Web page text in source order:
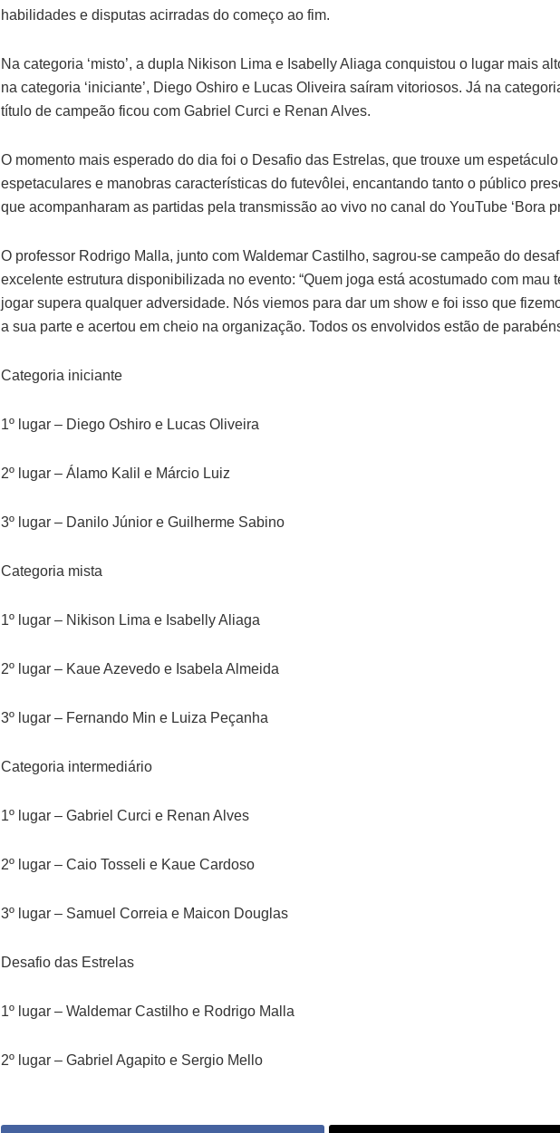
habilidades e disputas acirradas do começo ao fim.
Na categoria ‘misto’, a dupla Nikison Lima e Isabelly Aliaga conquistou o lugar mais
na categoria ‘iniciante’, Diego Oshiro e Lucas Oliveira saíram vitoriosos. Já na
título de campeão ficou com Gabriel Curci e Renan Alves.
O momento mais esperado do dia foi o Desafio das Estrelas, que trouxe um
espetaculares e manobras características do futevôlei, encantando tanto o público
que acompanharam as partidas pela transmissão ao vivo no canal do YouTube ‘Bora
O professor Rodrigo Malla, junto com Waldemar Castilho, sagrou-se campeão do
excelente estrutura disponibilizada no evento: “Quem joga está acostumado com mau
jogar supera qualquer adversidade. Nós viemos para dar um show e foi isso que
a sua parte e acertou em cheio na organização. Todos os envolvidos estão de
Categoria iniciante
1º lugar – Diego Oshiro e Lucas Oliveira
2º lugar – Álamo Kalil e Márcio Luiz
3º lugar – Danilo Júnior e Guilherme Sabino
Categoria mista
1º lugar – Nikison Lima e Isabelly Aliaga
2º lugar – Kaue Azevedo e Isabela Almeida
3º lugar – Fernando Min e Luiza Peçanha
Categoria intermediário
1º lugar – Gabriel Curci e Renan Alves
2º lugar – Caio Tosseli e Kaue Cardoso
3º lugar – Samuel Correia e Maicon Douglas
Desafio das Estrelas
1º lugar – Waldemar Castilho e Rodrigo Malla
2º lugar – Gabriel Agapito e Sergio Mello